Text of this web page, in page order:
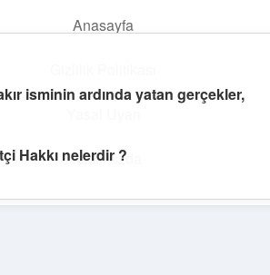
Anasayfa
Hakkımızda
Teknoloji Rehberi
dünyada huzurlu bir yolculuk!
isminin ardında yatan gerçekler,
Hakkı nelerdir ?